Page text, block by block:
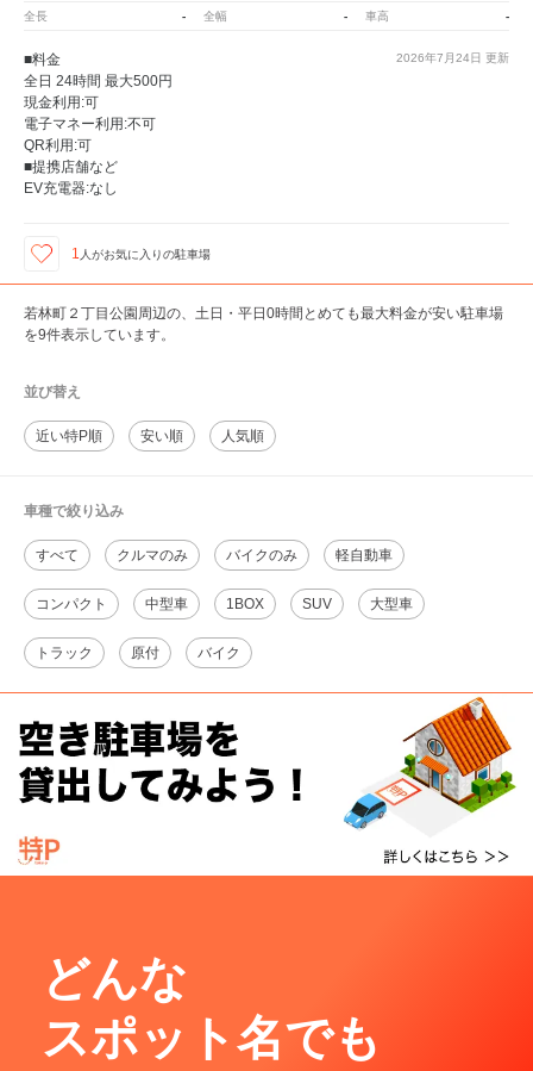
全長 - 全幅 - 車高 -
2026年7月24日 更新
■料金
全日 24時間 最大500円
現金利用:可
電子マネー利用:不可
QR利用:可
■提携店舗など
EV充電器:なし
1 人がお気に入りの駐車場
若林町２丁目公園周辺の、土日・平日0時間とめても最大料金が安い駐車場
を9件表示しています。
並び替え
近い特P順 安い順 人気順
車種で絞り込み
すべて クルマのみ バイクのみ 軽自動車
コンパクト 中型車 1BOX SUV 大型車
トラック 原付 バイク
どんな
スポット名でも